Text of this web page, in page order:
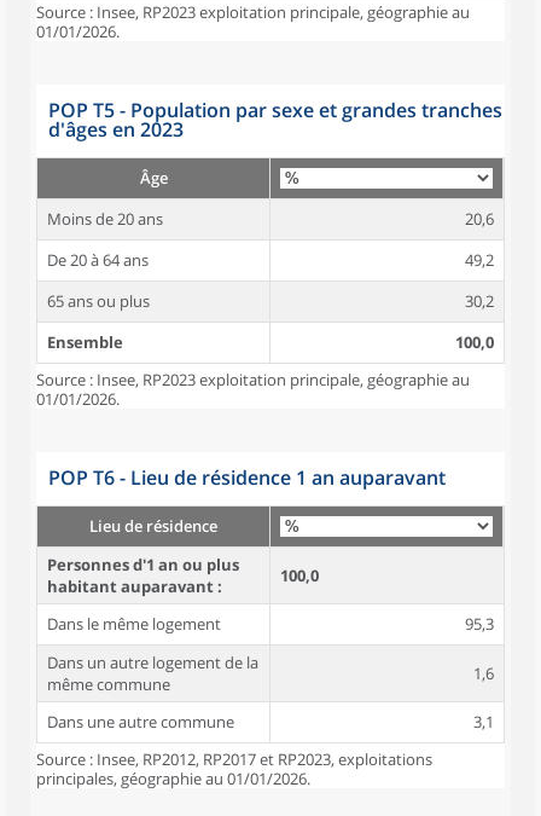
Source : Insee, RP2023 exploitation principale, géographie au
01/01/2026.
POP T5 - Population par sexe et grandes tranches
d'âges en 2023
Âge
Moins de 20 ans
20,6
De 20 à 64 ans
49,2
65 ans ou plus
30,2
Ensemble
100,0
Source : Insee, RP2023 exploitation principale, géographie au
01/01/2026.
POP T6 - Lieu de résidence 1 an auparavant
Lieu de résidence
Personnes d'1 an ou plus
habitant auparavant :
100,0
Dans le même logement
95,3
Dans un autre logement de la
même commune
1,6
Dans une autre commune
3,1
Source : Insee, RP2012, RP2017 et RP2023, exploitations
principales, géographie au 01/01/2026.